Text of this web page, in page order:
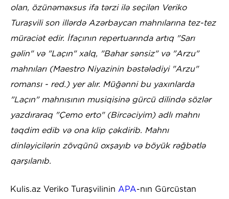
olan, özünəməxsus ifa tərzi ilə seçilən Veriko
Turaşvili son illərdə Azərbaycan mahnılarına tez-tez
müraciət edir. İfaçının repertuarında artıq "Sarı
gəlin" və "Laçın" xalq, "Bahar sənsiz" və "Arzu"
mahnıları (Maestro Niyazinin bəstələdiyi "Arzu"
romansı - red.) yer alır. Müğənni bu yaxınlarda
"Laçın" mahnısının musiqisinə gürcü dilində sözlər
yazdıraraq "Çemo erto" (Bircəciyim) adlı mahnı
təqdim edib və ona klip çəkdirib. Mahnı
dinləyicilərin zövqünü oxşayıb və böyük rəğbətlə
qarşılanıb.
Kulis.az Veriko Turaşvilinin APA-nın Gürcüstan